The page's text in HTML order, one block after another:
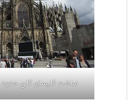
ساخت کلیسای کلن حدود ۷ قرن به طول انجامید